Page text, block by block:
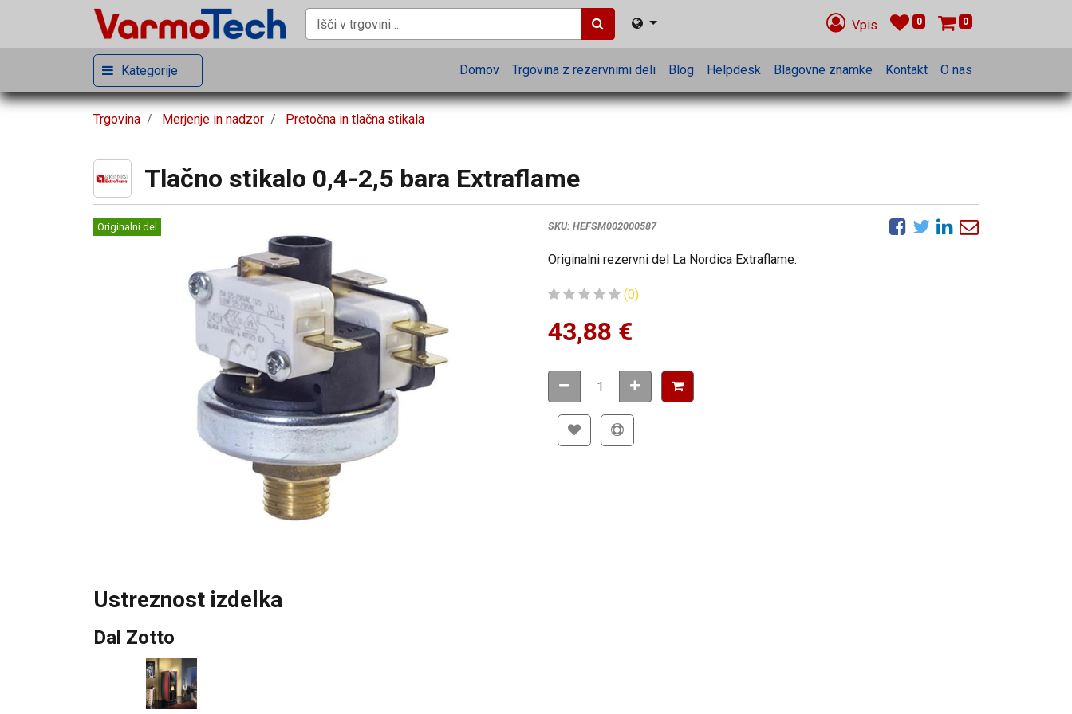
Vpis 0 0
Kategorije Domov Trgovina z rezervnimi deli Blog Helpdesk Blagovne znamke Kontakt O nas
Trgovina Merjenje in nadzor Pretočna in tlačna stikala
Tlačno stikalo 0,4-2,5 bara Extraflame
Originalni del SKU: HEFSM002000587
Originalni rezervni del La Nordica Extraflame.
(0)
43,88 €
Ustreznost izdelka
Dal Zotto